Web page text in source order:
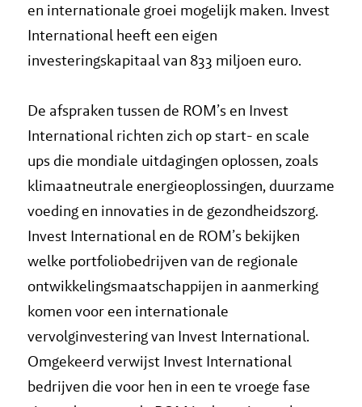
en internationale groei mogelijk maken. Invest
International heeft een eigen
investeringskapitaal van 833 miljoen euro.
De afspraken tussen de ROM’s en Invest
International richten zich op start- en scale
ups die mondiale uitdagingen oplossen, zoals
klimaatneutrale energieoplossingen, duurzame
voeding en innovaties in de gezondheidszorg.
Invest International en de ROM’s bekijken
welke portfoliobedrijven van de regionale
ontwikkelingsmaatschappijen in aanmerking
komen voor een internationale
vervolginvestering van Invest International.
Omgekeerd verwijst Invest International
bedrijven die voor hen in een te vroege fase